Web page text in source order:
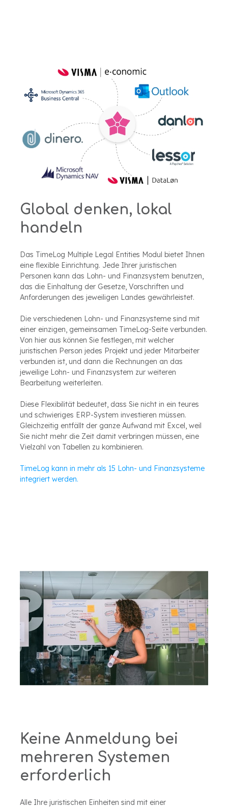
Global denken, lokal
handeln
Das TimeLog Multiple Legal Entities Modul bietet Ihnen
eine flexible Einrichtung. Jede Ihrer juristischen
Personen kann das Lohn- und Finanzsystem benutzen,
das die Einhaltung der Gesetze, Vorschriften und
Anforderungen des jeweiligen Landes gewährleistet.
Die verschiedenen Lohn- und Finanzsysteme sind mit
einer einzigen, gemeinsamen TimeLog-Seite verbunden.
Von hier aus können Sie festlegen, mit welcher
juristischen Person jedes Projekt und jeder Mitarbeiter
verbunden ist, und dann die Rechnungen an das
jeweilige Lohn- und Finanzsystem zur weiteren
Bearbeitung weiterleiten.
Diese Flexibilität bedeutet, dass Sie nicht in ein teures
und schwieriges ERP-System investieren müssen.
Gleichzeitig entfällt der ganze Aufwand mit Excel, weil
Sie nicht mehr die Zeit damit verbringen müssen, eine
Vielzahl von Tabellen zu kombinieren.
TimeLog kann in mehr als 15 Lohn- und Finanzsysteme
integriert werden.
Keine Anmeldung bei
mehreren Systemen
erforderlich
Alle Ihre juristischen Einheiten sind mit einer